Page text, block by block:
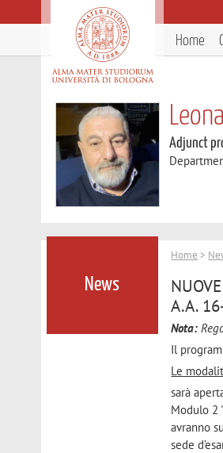
Home
Adjunct
News
Home >
A.A.
Nota:
Il
Le
sarà
Modulo 2
avranno
sede